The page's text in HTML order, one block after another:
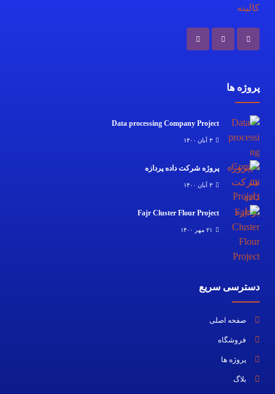
پروژه ها
Data processing Company Project
۳ آبان ۱۴۰۰
پروژه شرکت داده پردازه
۳ آبان ۱۴۰۰
Fajr Cluster Flour Project
۲۱ مهر ۱۴۰۰
دسترسی سریع
صفحه اصلی
فروشگاه
پروژه ها
بلاگ